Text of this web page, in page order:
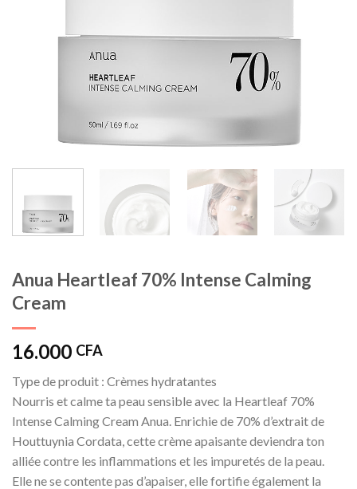
Anua Heartleaf 70% Intense Calming
Cream
16.000 CFA
Type de produit : Crèmes hydratantes
Nourris et calme ta peau sensible avec la Heartleaf 70%
Intense Calming Cream Anua. Enrichie de 70% d’extrait de
Houttuynia Cordata, cette crème apaisante deviendra ton
alliée contre les inflammations et les impuretés de la peau.
Elle ne se contente pas d’apaiser, elle fortifie également la